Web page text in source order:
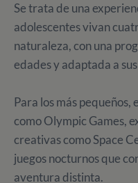
Se trata de una
adolescentes vivan
naturaleza, con una
edades y adaptada a
Para los más
como Olympic Games,
creativas como Space
juegos nocturnos que
aventura distinta.